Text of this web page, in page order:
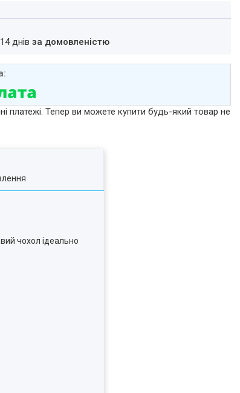
днівза домовленістю
платежі. Тепер ви можете купити будь-який товар не
чохол ідеально